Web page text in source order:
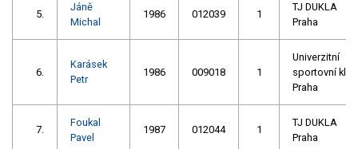
5.
Jáně
Michal
1986 012039 1
TJ DUKLA
Praha
6.
Karásek
Petr
1986 009018 1
Univerzitní
sportovní klub
Praha
7.
Foukal
Pavel
1987 012044 1
TJ DUKLA
Praha